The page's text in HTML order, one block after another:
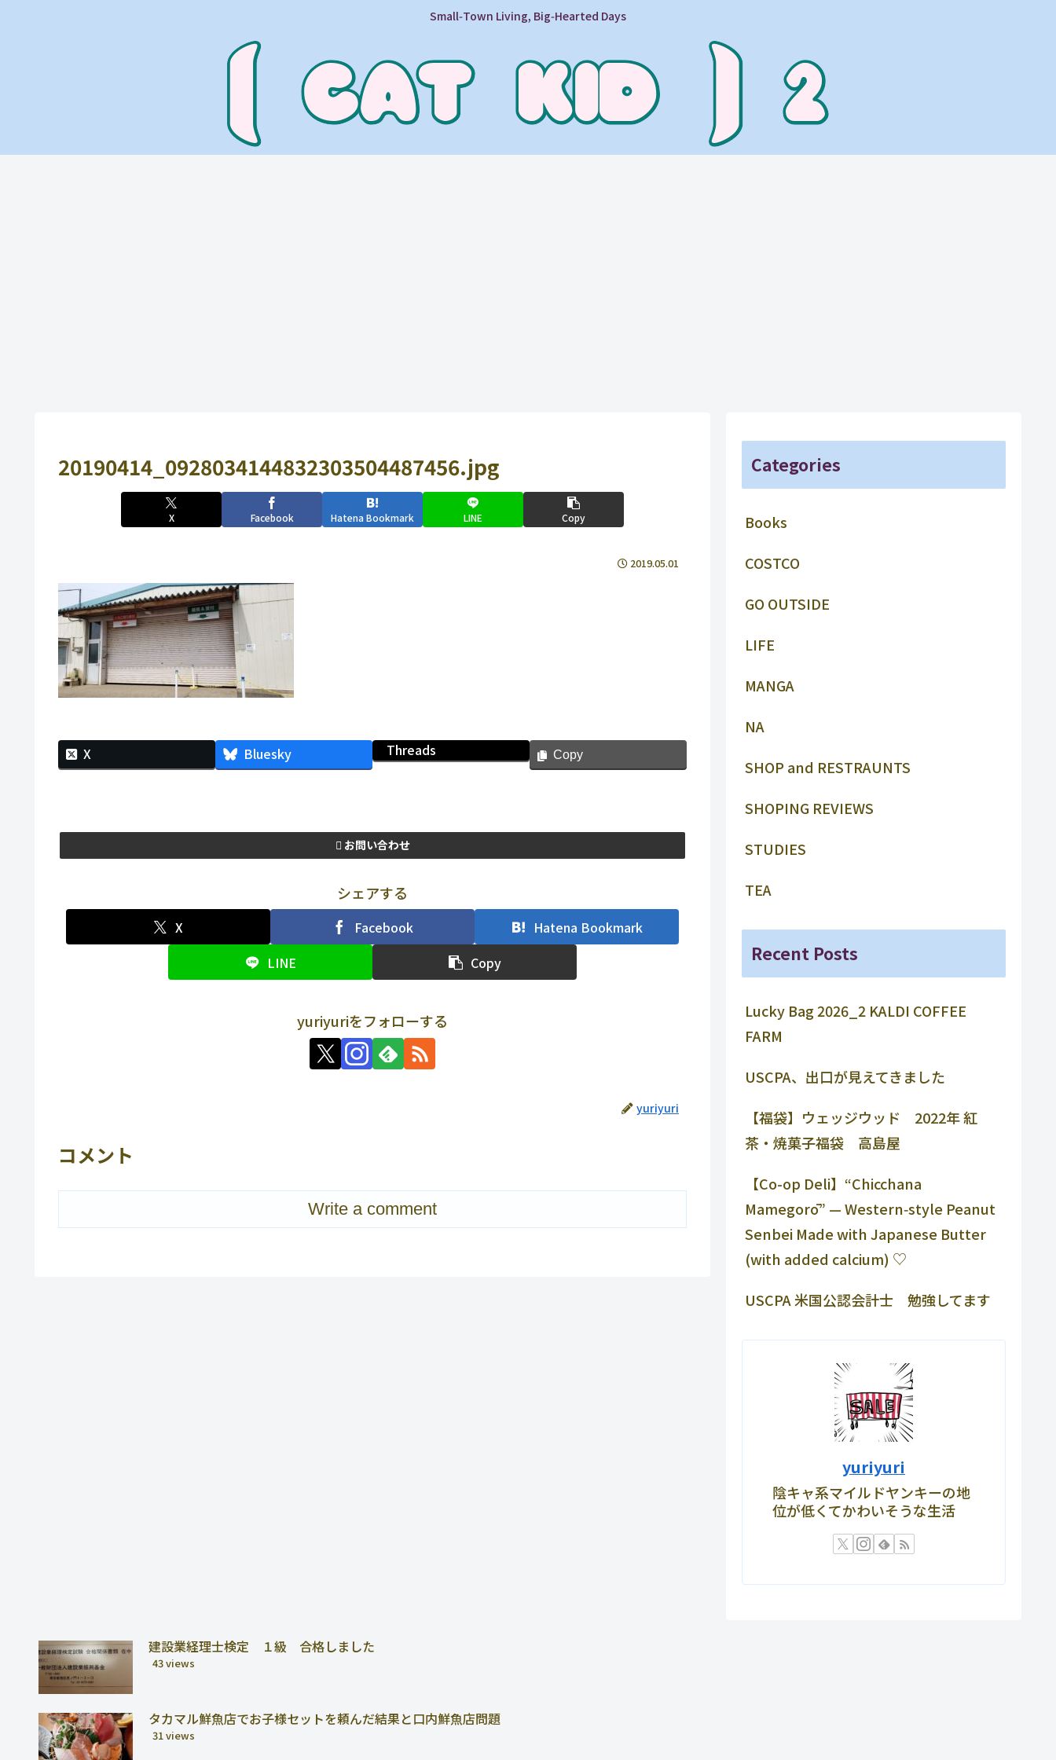
Small‑Town Living, Big‑Hearted Days
20190414_0928034144832303504487456.jpg
X Facebook Hatena Bookmark LINE Copy
2019.05.01
X Bluesky Threads Copy
お問い合わせ
シェアする
X Facebook
Hatena Bookmark
LINE
Copy
yuriyuriをフォローする
yuriyuri
コメント
Write a comment
Categories
Books
COSTCO
GO OUTSIDE
LIFE
MANGA
NA
SHOP and RESTRAUNTS
SHOPING REVIEWS
STUDIES
TEA
Recent Posts
Lucky Bag 2026_2 KALDI COFFEE
FARM
USCPA、出口が見えてきました
【福袋】ウェッジウッド 2022年 紅
茶・焼菓子福袋 高島屋
【Co-op Deli】“Chicchana
Mamegorō” — Western‑style Peanut
Senbei Made with Japanese Butter
(with added calcium) ♡
USCPA 米国公認会計士 勉強してます
yuriyuri
陰キャ系マイルドヤンキーの地
位が低くてかわいそうな生活
建設業経理士検定 １級 合格しました
43 views
タカマル鮮魚店でお子様セットを頼んだ結果と口内鮮魚店問題
31 views